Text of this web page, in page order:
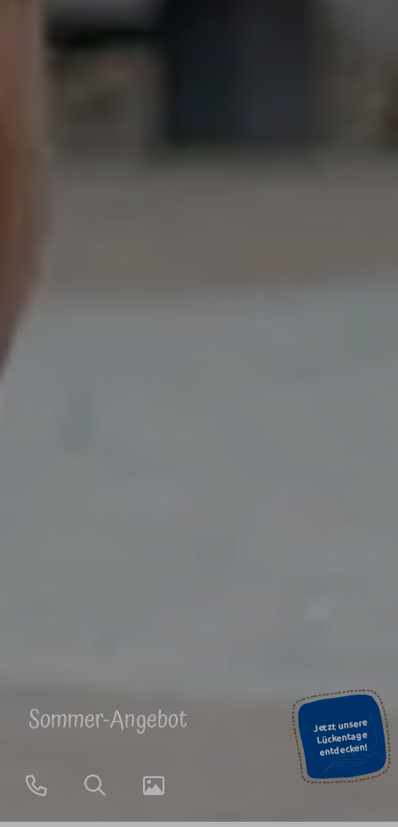
Jetzt unsere
Lückentage
entdecken!
Sommer-Angebot
+49
Suchen Galerie